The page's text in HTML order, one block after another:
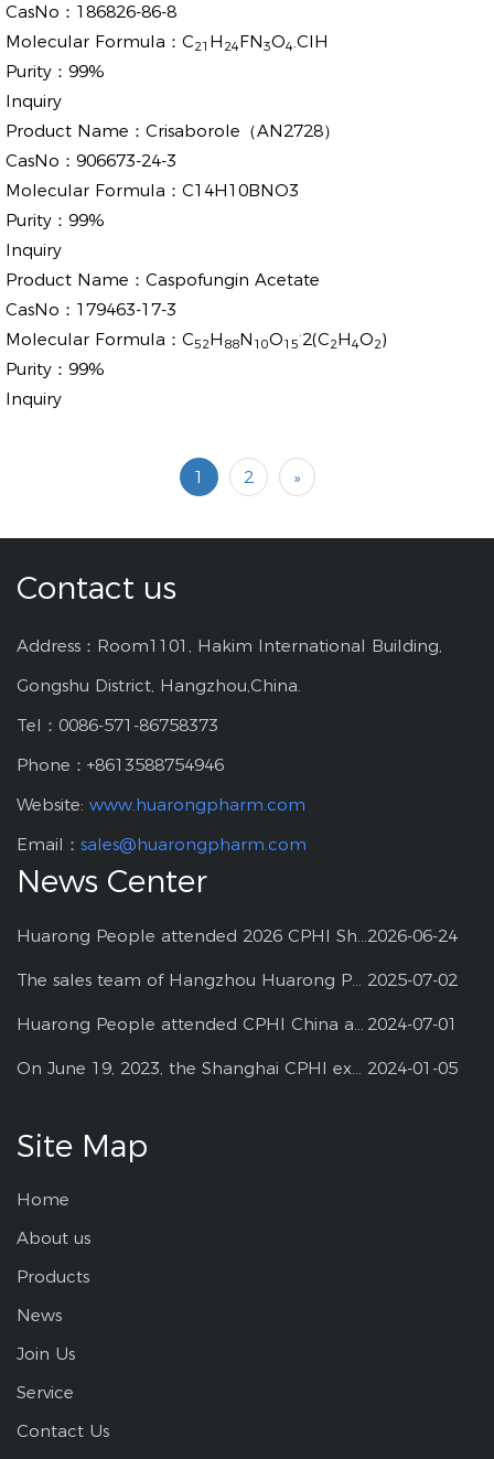
CasNo： 186826-86-8
Molecular Formula： C21 H 24FN3O4.ClH
Purity： 99%
Inquiry
Product Name： Crisaborole（AN2728）
CasNo： 906673-24-3
Molecular Formula： C14H10BNO3
Purity： 99%
Inquiry
Product Name： Caspofungin Acetate
CasNo： 179463-17-3
Molecular Formula： C52H 88N 10O15
.2(C2H4O2)
Purity： 99%
Inquiry
1 2 »
Contact us
Address：Room1101, Hakim International Building,
Gongshu District, Hangzhou,China.
Tel：0086-571-86758373
Phone：+8613588754946
Website: www.huarongpharm.com
Email： sales@huarongpharm.com
News Center
Huarong People attended 2026 CPHI Shanghai2026-06-24
The sales team of Hangzhou Huarong Pharm participated 2025 Shanghai CPHI 2025-07-02
Huarong People attended CPHI China at Shanghai--2024 2024-07-01
On June 19, 2023, the Shanghai CPHI exhibition 2024-01-05
Site Map
Home
About us
Products
News
Join Us
Service
Contact Us